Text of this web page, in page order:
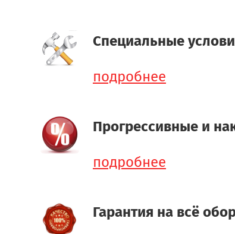
Специальные
подробнее
Прогрессивные и
подробнее
Гарантия на всё